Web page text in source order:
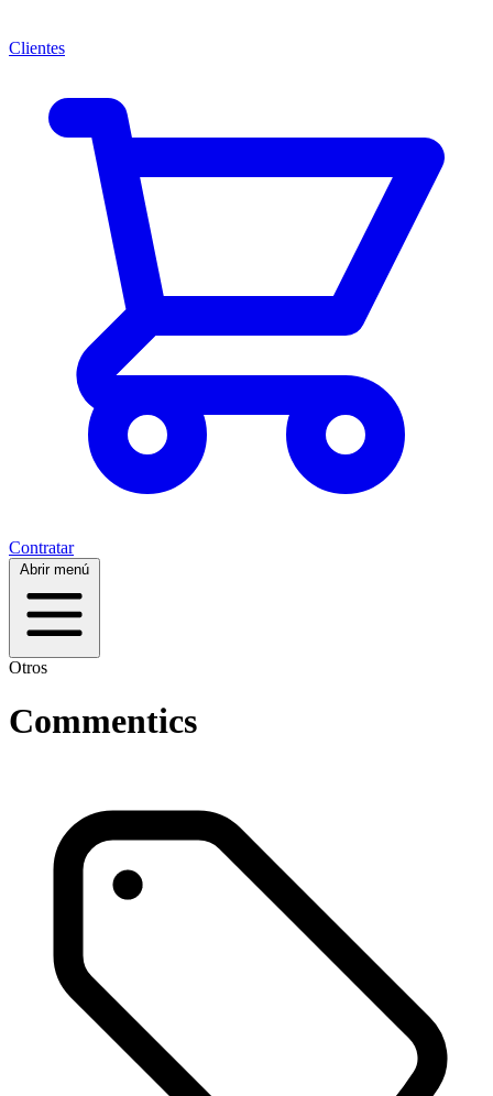
Clientes
Contratar
Abrir menú
Otros
Commentics